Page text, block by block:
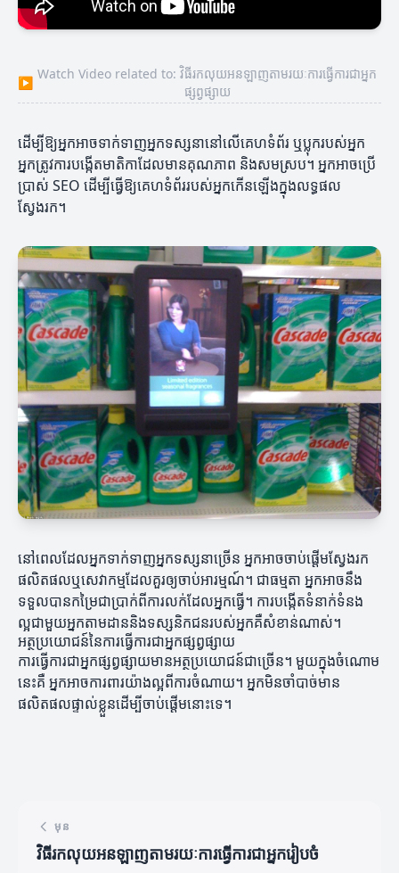
▶
Watch Video related to: វិធីរកលុយអនឡាញតាមរយៈការធ្វើការជាអ្នក
ផ្សព្វផ្សាយ
ដើម្បីឱ្យអ្នកអាចទាក់ទាញអ្នកទស្សនានៅលើគេហទំព័រ ឬប្លុករបស់អ្នក
អ្នកត្រូវការបង្កើតមាតិកាដែលមានគុណភាព និងសមស្រប។ អ្នកអាចប្រើ
ប្រាស់ SEO ដើម្បីធ្វើឱ្យគេហទំព័ររបស់អ្នកកើនឡើងក្នុងលទ្ធផល
ស្វែងរក។
នៅពេលដែលអ្នកទាក់ទាញអ្នកទស្សនាច្រើន អ្នកអាចចាប់ផ្តើមស្វែងរក
ផលិតផលឬសេវាកម្មដែលគួរឲ្យចាប់អារម្មណ៍។ ជាធម្មតា អ្នកអាចនឹង
ទទួលបានកម្រៃជាប្រាក់ពីការលក់ដែលអ្នកធ្វើ។ ការបង្កើតទំនាក់ទំនង
ល្អជាមួយអ្នកតាមដាននិងទស្សនិកជនរបស់អ្នកគឺសំខាន់ណាស់។
អត្ថប្រយោជន៍នៃការធ្វើការជាអ្នកផ្សព្វផ្សាយ
ការធ្វើការជាអ្នកផ្សព្វផ្សាយមានអត្ថប្រយោជន៍ជាច្រើន។ មួយក្នុងចំណោម
នេះគឺ អ្នកអាចការពារយ៉ាងល្អពីការចំណាយ។ អ្នកមិនចាំបាច់មាន
ផលិតផលផ្ទាល់ខ្លួនដើម្បីចាប់ផ្តើមនោះទេ។
មុន
វិធីរកលុយអនឡាញតាមរយៈការធ្វើការជាអ្នករៀបចំ